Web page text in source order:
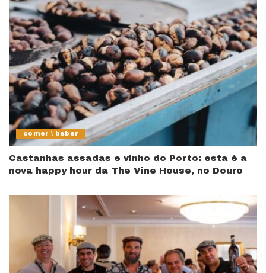
comer \ beber
Castanhas assadas e vinho do Porto: esta é a
nova happy hour da The Vine House, no Douro